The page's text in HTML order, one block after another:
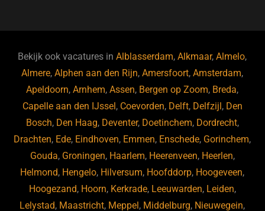
b
o
o
k
ky dI
n
Bekijk ook vacatures inAlblasserdam,Alkmaar,Almelo,
Almere,Alphen aan den Rijn,Amersfoort,Amsterdam,
Apeldoorn,Arnhem,Assen, Bergen op Zoom, Breda,
Capelle aan den IJssel , Coevorden, Delft, Delfzijl , Den
Bosch, Den Haag, Deventer, Doetinchem, Dordrecht,
Drachten, Ede, Eindhoven, Emmen, Enschede, Gorinchem,
Gouda, Groningen, Haarlem, Heerenveen, Heerlen,
Helmond, Hengelo, Hilversum, Hoofddorp, Hoogeveen,
Hoogezand, Hoorn, Kerkrade, Leeuwarden, Leiden,
Lelystad, Maastricht, Meppel , Middelburg, Nieuwegein,